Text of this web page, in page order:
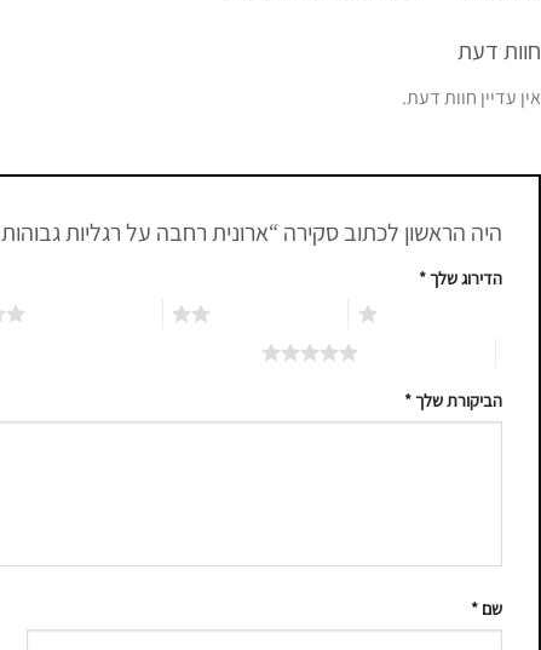
חוות דעת
אין עדיין חוות דעת.
היה הראשון לכתוב סקירה “ארונית רחבה על רגליות גבוהות RAVENNA A 3D”
הדירוג שלך*
הביקורת שלך*
שם *